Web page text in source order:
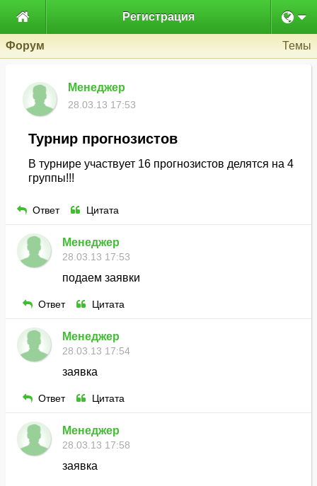
 Регистрация
Форум Темы
Менеджер
28.03.13 17:53
Турнир прогнозистов
В турнире участвует 16 прогнозистов делятся на 4
группы!!!
Ответ Цитата
Менеджер
28.03.13 17:53
подаем заявки
Ответ Цитата
Менеджер
28.03.13 17:54
заявка
Ответ Цитата
Менеджер
28.03.13 17:58
заявка